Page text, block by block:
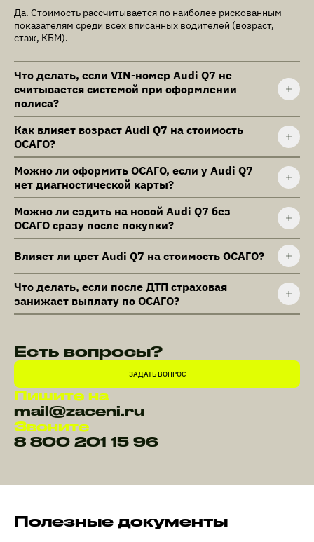
Да. Стоимость рассчитывается по наиболее рискованным
показателям среди всех вписанных водителей (возраст,
стаж, КБМ).
Что делать, если VIN-номер Audi Q7 не
считывается системой при оформлении
полиса?
Как влияет возраст Audi Q7 на стоимость
ОСАГО?
Можно ли оформить ОСАГО, если у Audi Q7
нет диагностической карты?
Можно ли ездить на новой Audi Q7 без
ОСАГО сразу после покупки?
Влияет ли цвет Audi Q7 на стоимость ОСАГО?
Что делать, если после ДТП страховая
занижает выплату по ОСАГО?
Есть вопросы?
ЗАДАТЬ ВОПРОС
Пишите на
mail@zaceni.ru
Звоните
8 800 201 15 96
Полезные документы